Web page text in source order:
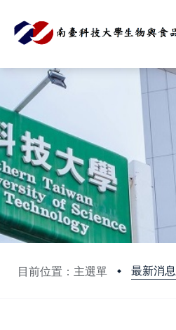
目前位置：主選單 最新消息
:::